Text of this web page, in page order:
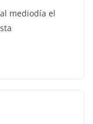
mediodía el